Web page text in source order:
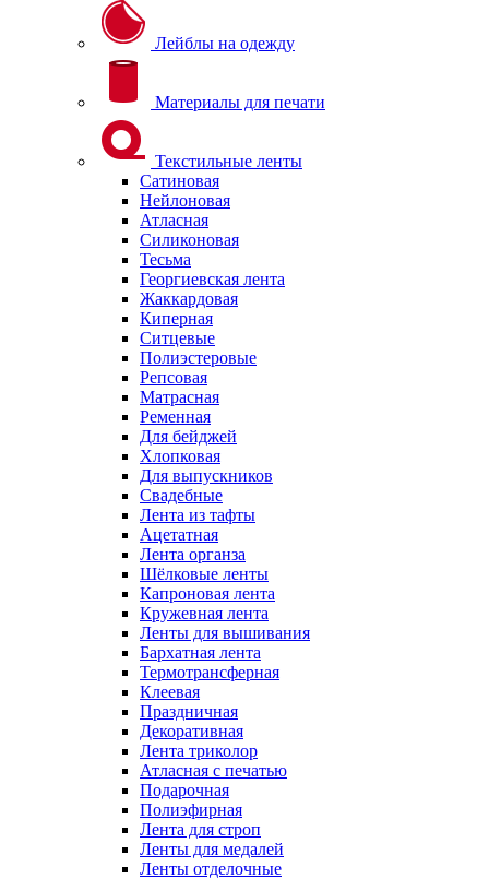
Лейблы на одежду
Материалы для печати
Текстильные ленты
Сатиновая
Нейлоновая
Атласная
Силиконовая
Тесьма
Георгиевская лента
Жаккардовая
Киперная
Ситцевые
Полиэстеровые
Репсовая
Матрасная
Ременная
Для бейджей
Хлопковая
Для выпускников
Свадебные
Лента из тафты
Ацетатная
Лента органза
Шёлковые ленты
Капроновая лента
Кружевная лента
Ленты для вышивания
Бархатная лента
Термотрансферная
Клеевая
Праздничная
Декоративная
Лента триколор
Атласная с печатью
Подарочная
Полиэфирная
Лента для строп
Ленты для медалей
Ленты отделочные